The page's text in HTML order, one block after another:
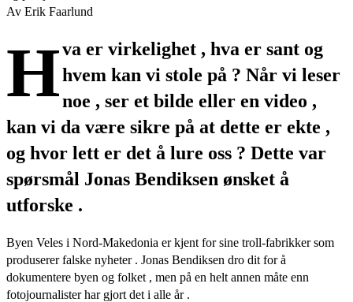
Av Erik Faarlund
Hva er virkelighet , hva er sant og
hvem kan vi stole på ? Når vi leser
noe , ser et bilde eller en video ,
kan vi da være sikre på at dette er ekte ,
og hvor lett er det å lure oss ? Dette var
spørsmål Jonas Bendiksen ønsket å
utforske .
Byen Veles i Nord-Makedonia er kjent for sine troll-fabrikker som
produserer falske nyheter . Jonas Bendiksen dro dit for å
dokumentere byen og folket , men på en helt annen måte enn
fotojournalister har gjort det i alle år .